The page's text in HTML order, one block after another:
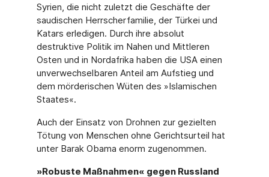
Syrien, die nicht zuletzt die Geschäfte der
saudischen Herrscherfamilie, der Türkei und
Katars erledigen. Durch ihre absolut
destruktive Politik im Nahen und Mittleren
Osten und in Nordafrika haben die USA einen
unverwechselbaren Anteil am Aufstieg und
dem mörderischen Wüten des »Islamischen
Staates«.
Auch der Einsatz von Drohnen zur gezielten
Tötung von Menschen ohne Gerichtsurteil hat
unter Barak Obama enorm zugenommen.
»Robuste Maßnahmen« gegen Russland